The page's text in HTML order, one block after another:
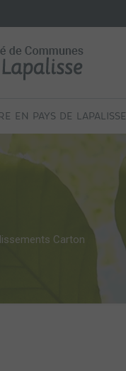
EN PAYS DE LAPALISSE
Carton